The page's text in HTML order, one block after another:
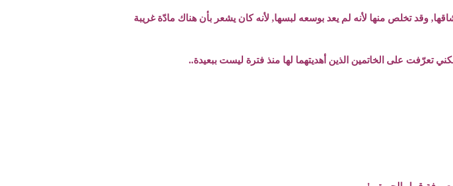
وقد تخلص منها لأنه لم يعد بوسعه لبسها, لأنه كان يشعر بأن هناك مادّة غريبة
تعرّفت على الخاتمين الذين أهديتهما لها منذ فترة ليست ببعيدة..